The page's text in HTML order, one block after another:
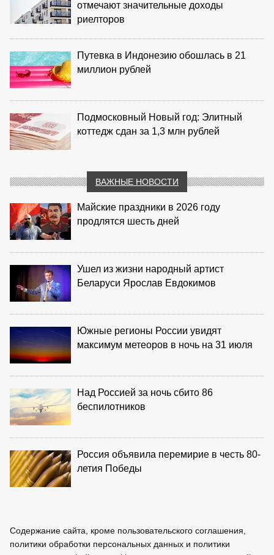
отмечают значительные доходы
риелторов
Путевка в Индонезию обошлась в 21
миллион рублей
Подмосковный Новый год: Элитный
коттедж сдан за 1,3 млн рублей
ВАЖНЫЕ НОВОСТИ
Майские праздники в 2026 году
продлятся шесть дней
Ушел из жизни народный артист
Беларуси Ярослав Евдокимов
Южные регионы России увидят
максимум метеоров в ночь на 31 июля
Над Россией за ночь сбито 86
беспилотников
Россия объявила перемирие в честь 80-
летия Победы
Содержание сайта, кроме пользовательского соглашения,
политики обработки персональных данных и политики